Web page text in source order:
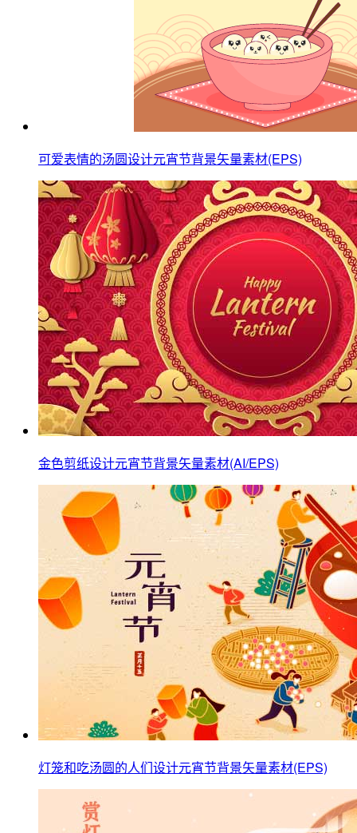
可爱表情的汤圆设计元宵节背景矢量素材(EPS)
金色剪纸设计元宵节背景矢量素材(AI/EPS)
灯笼和吃汤圆的人们设计元宵节背景矢量素材(EPS)